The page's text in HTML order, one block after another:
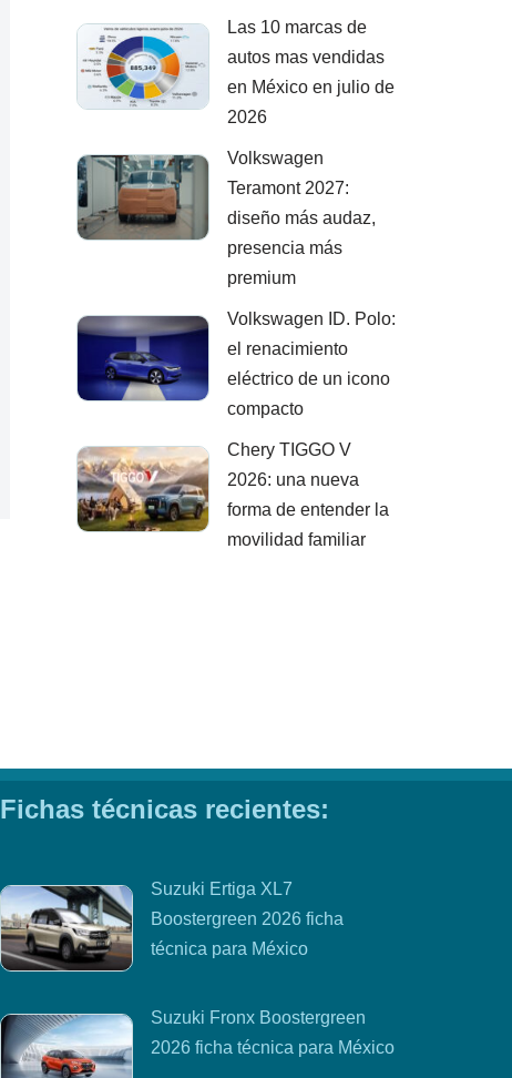
Las 10 marcas de
autos mas vendidas
en México en julio de
2026
Volkswagen
Teramont 2027:
diseño más audaz,
presencia más
premium
Volkswagen ID. Polo:
el renacimiento
eléctrico de un icono
compacto
Chery TIGGO V
2026: una nueva
forma de entender la
movilidad familiar
Fichas técnicas recientes:
Suzuki Ertiga XL7
Boostergreen 2026 ficha
técnica para México
Suzuki Fronx Boostergreen
2026 ficha técnica para México